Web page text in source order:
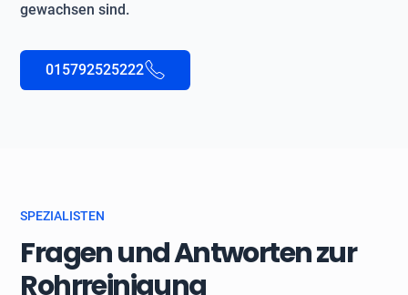
gewachsen sind.
015792525222
SPEZIALISTEN
Fragen und Antworten zur
Rohrreinigung